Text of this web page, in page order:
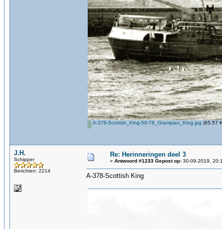
A-378-Scottish_King-59-78_Grampian_King.jpg (65.57
J.H.
Schipper
Berichten: 2214
Re: Herinneringen deel 3
« Antwoord #1233 Gepost op: 30-09-2019,
A-378-Scottish King